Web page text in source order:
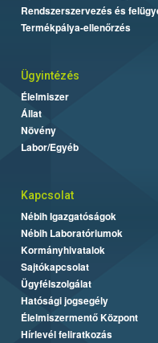
Rendszerszervezés és
Termékpálya-ellenőrzés
Ügyintézés
Élelmiszer
Állat
Növény
Labor/Egyéb
Kapcsolat
Nébih Igazgatóságok
Nébih Laboratóriumok
Kormányhivatalok
Sajtókapcsolat
Ügyfélszolgálat
Hatósági jogsegély
Élelmiszermentő Központ
Hírlevél feliratkozás